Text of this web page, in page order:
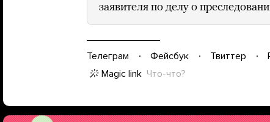
заявителя по делу о
Телеграм Фейсбук Твиттер
Magic link Что-что?